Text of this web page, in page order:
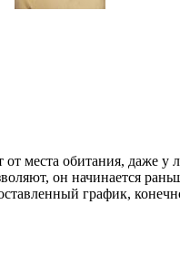
от места обитания, даже у
он начинается
график,